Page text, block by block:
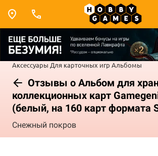
Аксессуары Для карточных игр Альбомы
Отзывы о Альбом для
коллекционных карт
(белый, на 160 карт формата
Снежный покров